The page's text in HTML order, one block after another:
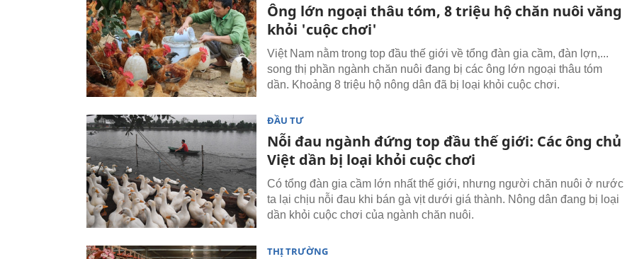
Ông lớn ngoại thâu tóm, 8 triệu hộ chăn nuôi văng
khỏi 'cuộc chơi'
Việt Nam nằm trong top đầu thế giới về tổng đàn gia cầm, đàn lợn,...
song thị phần ngành chăn nuôi đang bị các ông lớn ngoại thâu tóm
dần. Khoảng 8 triệu hộ nông dân đã bị loại khỏi cuộc chơi.
ĐẦU TƯ
Nỗi đau ngành đứng top đầu thế giới: Các ông chủ
Việt dần bị loại khỏi cuộc chơi
Có tổng đàn gia cầm lớn nhất thế giới, nhưng người chăn nuôi ở nước
ta lại chịu nỗi đau khi bán gà vịt dưới giá thành. Nông dân đang bị loại
dần khỏi cuộc chơi của ngành chăn nuôi.
THỊ TRƯỜNG